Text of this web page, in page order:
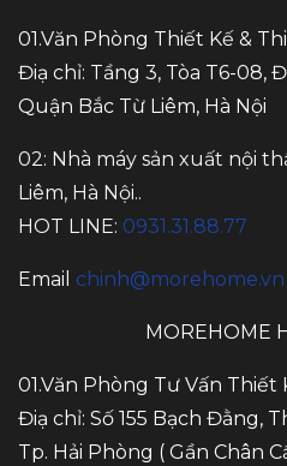
01.Văn Phòng Thiết Kế &
Điạ chỉ: Tầng 3, Tòa T6-08,
Quận Bắc Từ Liêm, Hà Nội
02: Nhà máy sản xuất nội
Liêm, Hà Nội..
HOT LINE: 0931.31.88.77
Email chinh@morehome.vn
MOREHOME
01.Văn Phòng Tư Vấn Thiết
Điạ chỉ: Số 155 Bạch Đằng,
Tp. Hải Phòng ( Gần Chân